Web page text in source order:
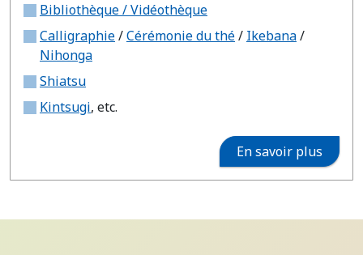
Bibliothèque / Vidéothèque
Calligraphie/Cérémonie du thé/ Ikebana/
Nihonga
Shiatsu
Kintsugi, etc.
En savoir plus